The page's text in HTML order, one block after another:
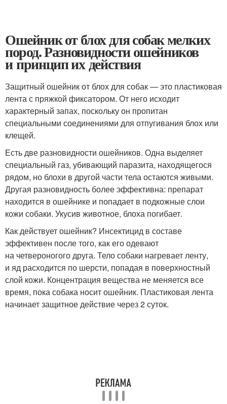
Ошейник от блох для собак мелких
пород. Разновидности ошейников
и принцип их действия
Защитный ошейник от блох для собак — это пластиковая
лента с пряжкой фиксатором. От него исходит
характерный запах, поскольку он пропитан
специальными соединениями для отпугивания блох или
клещей.
Есть две разновидности ошейников. Одна выделяет
специальный газ, убивающий паразита, находящегося
рядом, но блохи в другой части тела остаются живыми.
Другая разновидность более эффективна: препарат
находится в ошейнике и попадает в подкожные слои
кожи собаки. Укусив животное, блоха погибает.
Как действует ошейник? Инсектицид в составе
эффективен после того, как его одевают
на четвероногого друга. Тело собаки нагревает ленту,
и яд расходится по шерсти, попадая в поверхностный
слой кожи. Концентрация вещества не меняется все
время, пока собака носит ошейник. Пластиковая лента
начинает защитное действие через 2 суток.